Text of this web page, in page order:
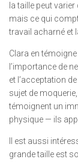
la taille peut
mais ce qui
travail acharné et
Clara en
l’importance de
et l’acceptation
sujet de
témoignent un
physique — ils
Il est aussi
grande taille est